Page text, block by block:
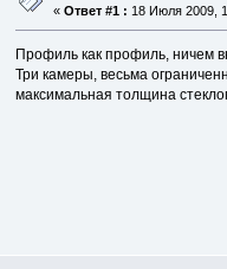
« Ответ #1 : 18 Июля 2009,
Профиль как профиль, ничем
Три камеры, весьма
максимальная толщина